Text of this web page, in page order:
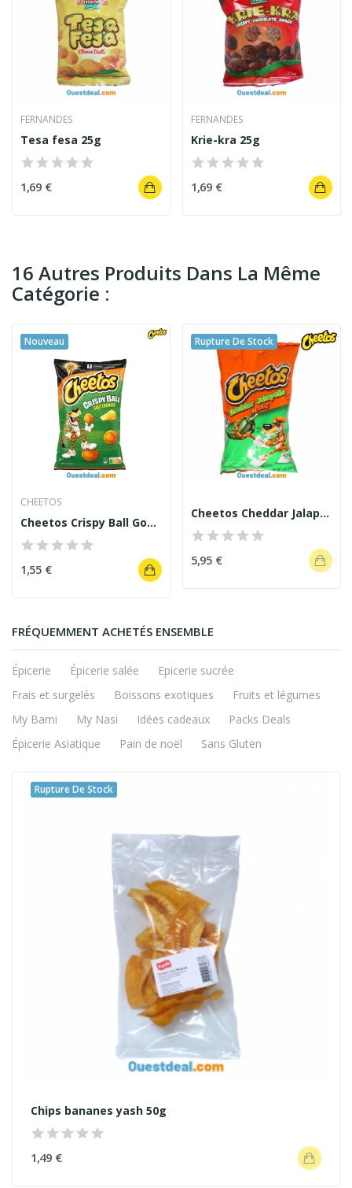
FERNANDES
Tesa fesa 25g
1,69 €
FERNANDES
Krie-kra 25g
1,69 €
16 Autres Produits Dans La Même
Catégorie :
Nouveau
CHEETOS
Cheetos Crispy Ball Goût Fromage 90 g
1,55 €
Rupture De Stock
Cheetos Cheddar Jalapeno Crunchy
5,95 €
FRÉQUEMMENT ACHETÉS ENSEMBLE
Épicerie Épicerie salée
Epicerie sucrée
Frais et surgelés
Boissons exotiques
Fruits et légumes
My Bami
My Nasi Idées cadeaux
Packs Deals
Épicerie Asiatique
Pain de noël Sans Gluten
Rupture De Stock
Chips bananes yash 50g
1,49 €